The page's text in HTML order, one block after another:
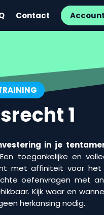
Contact
1
in je
toegankelijke en
met affiniteit voor het
oefenvragen met
Kijk waar en
herkansing nodig.